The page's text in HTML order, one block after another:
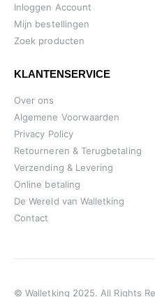
Inloggen Account
Mijn bestellingen
Zoek producten
KLANTENSERVICE
Over ons
Algemene Voorwaarden
Privacy Policy
Retourneren & Terugbetaling
Verzending & Levering
Online betaling
De Wereld van Walletking
Contact
© Walletking 2025. All Rights